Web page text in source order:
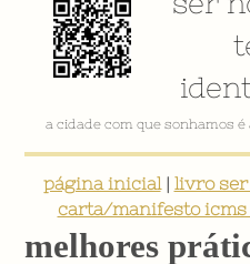
a cidade com que sonhamos
página inicial| livro ser
carta/manifesto
melhores